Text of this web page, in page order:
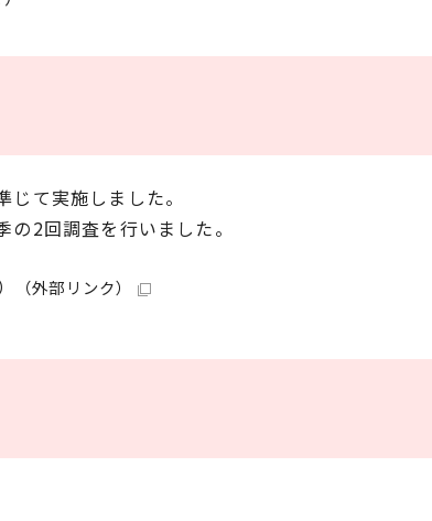
て実施しました。
2回調査を行いました。
（外部リンク）